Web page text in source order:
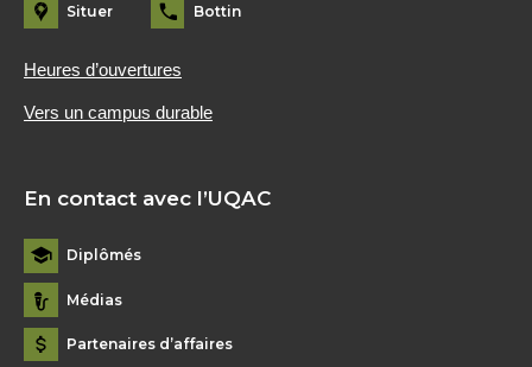
Situer Bottin
Heures d’ouvertures
Vers un campus durable
En contact avec l’UQAC
Diplômés
Médias
Partenaires d’affaires